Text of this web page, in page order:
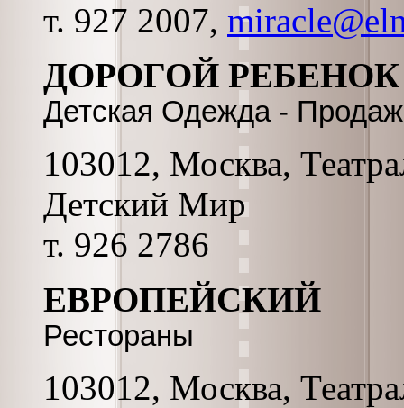
т. 927 2007,
ДОРОГОЙ РЕБЕНОК
Детская Одежда -
103012, Москва,
Детский Мир
т. 926 2786
ЕВРОПЕЙСКИЙ
Рестораны
103012, Москва,